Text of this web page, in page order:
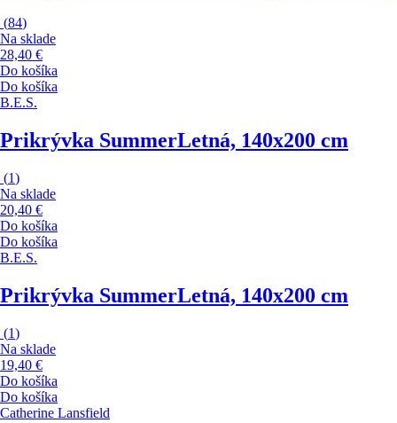
(84)
Na sklade
28,40 €
Do košíka
Do košíka
B.E.S.
Prikrývka SummerLetná, 140x200 cm
(1)
Na sklade
20,40 €
Do košíka
Do košíka
B.E.S.
Prikrývka SummerLetná, 140x200 cm
(1)
Na sklade
19,40 €
Do košíka
Do košíka
Catherine Lansfield